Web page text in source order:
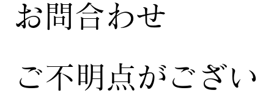
お問合わせ
ご不明点がござい